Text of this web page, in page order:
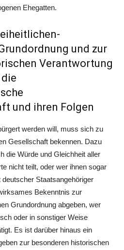
Ehegatten.
und zur
Verantwortung
und ihren Folgen
werden will, muss sich zu
Gesellschaft bekennen. Dazu
die Würde und Gleichheit aller
nicht teilt, oder wer ihnen sogar
Staatsangehöriger
Bekenntnis zur
Grundordnung abgeben, wer
oder in sonstiger Weise
Es ist darüber hinaus ein
zur besonderen historischen